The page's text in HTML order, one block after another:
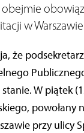
obejmie
w
że
W piątek
przy ulicy